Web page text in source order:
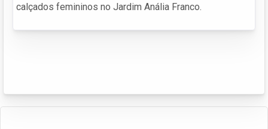
calçados femininos no Jardim Anália Franco.